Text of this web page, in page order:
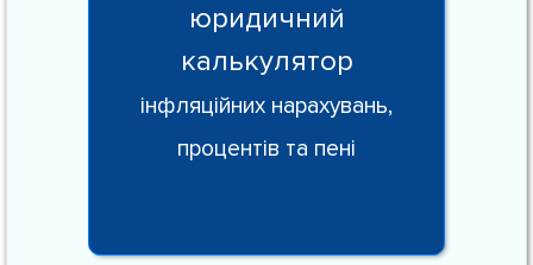
юридичний
калькулятор
інфляційних нарахувань,
процентів та пені